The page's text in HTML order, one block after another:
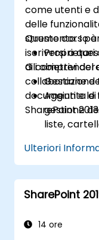
come utenti e
delle
strumento. I
iscriversi a
di
collaborazione
documenti e le
SharePoint
Questo corso
Proprietari
Gli obiettivi del
Gestione
Aggiunta
gestione
liste,
cui tema,
Ulteriori
SharePoint
14 ore